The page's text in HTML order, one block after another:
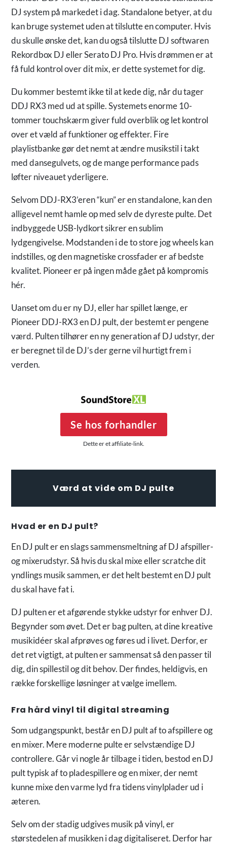
DJ system på markedet i dag. Standalone betyer, at du
kan bruge systemet uden at tilslutte en computer. Hvis
du skulle ønske det, kan du også tilslutte DJ softwaren
Rekordbox DJ eller Serato DJ Pro. Hvis drømmen er at
få fuld kontrol over dit mix, er dette systemet for dig.
Du kommer bestemt ikke til at kede dig, når du tager
DDJ RX3 med ud at spille. Systemets enorme 10-
tommer touchskærm giver fuld overblik og let kontrol
over et væld af funktioner og effekter. Fire
playlistbanke gør det nemt at ændre musikstil i takt
med dansegulvets, og de mange performance pads
løfter niveauet yderligere.
Selvom DDJ-RX3’eren “kun” er en standalone, kan den
alligevel nemt hamle op med selv de dyreste pulte. Det
indbyggede USB-lydkort sikrer en sublim
lydgengivelse. Modstanden i de to store jog wheels kan
indstilles, og den magnetiske crossfader er af bedste
kvalitet. Pioneer er på ingen måde gået på kompromis
hér.
Uanset om du er ny DJ, eller har spillet længe, er
Pioneer DDJ-RX3 en DJ pult, der bestemt er pengene
værd. Pulten tilhører en ny generation af DJ udstyr, der
er beregnet til de DJ’s der gerne vil hurtigt frem i
verden.
Se hos forhandler
Dette er et affiliate-link.
Værd at vide om DJ pulte
Hvad er en DJ pult?
En DJ pult er en slags sammensmeltning af DJ afspiller-
og mixerudstyr. Så hvis du skal mixe eller scratche dit
yndlings musik sammen, er det helt bestemt en DJ pult
du skal have fat i.
DJ pulten er et afgørende stykke udstyr for enhver DJ.
Begynder som øvet. Det er bag pulten, at dine kreative
musikidéer skal afprøves og føres ud i livet. Derfor, er
det ret vigtigt, at pulten er sammensat så den passer til
dig, din spillestil og dit behov. Der findes, heldigvis, en
række forskellige løsninger at vælge imellem.
Fra hård vinyl til digital streaming
Som udgangspunkt, består en DJ pult af to afspillere og
en mixer. Mere moderne pulte er selvstændige DJ
controllere. Går vi nogle år tilbage i tiden, bestod en DJ
pult typisk af to pladespillere og en mixer, der nemt
kunne mixe den varme lyd fra tidens vinylplader ud i
æteren.
Selv om der stadig udgives musik på vinyl, er
størstedelen af musikken i dag digitaliseret. Derfor har